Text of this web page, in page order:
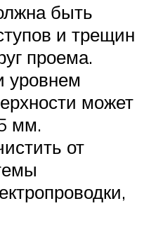
быть
и трещин
проема.
уровнем
может
мм.
от